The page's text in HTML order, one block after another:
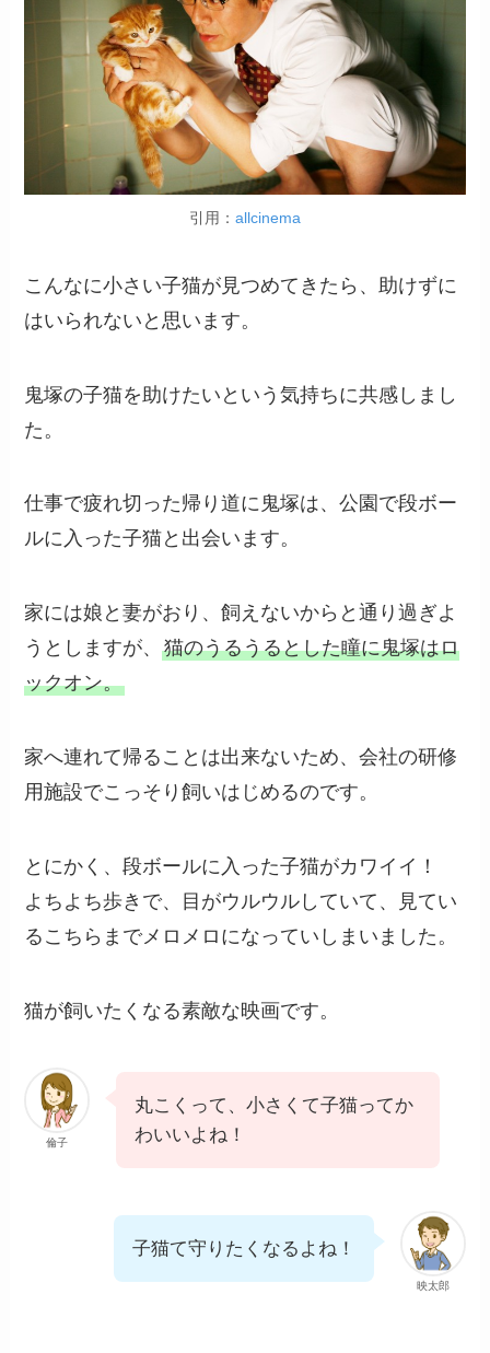
引用： allcinema
こんなに小さい子猫が見つめてきたら、助けずに
はいられないと思います。
鬼塚の子猫を助けたいという気持ちに共感しまし
た。
仕事で疲れ切った帰り道に鬼塚は、公園で段ボー
ルに入った子猫と出会います。
家には娘と妻がおり、飼えないからと通り過ぎよ
うとしますが、猫のうるうるとした瞳に鬼塚はロ
ックオン。
家へ連れて帰ることは出来ないため、会社の研修
用施設でこっそり飼いはじめるのです。
とにかく、段ボールに入った子猫がカワイイ！
よちよち歩きで、目がウルウルしていて、見てい
るこちらまでメロメロになっていしまいました。
猫が飼いたくなる素敵な映画です。
倫子
丸こくって、小さくて子猫ってか
わいいよね！
映太郎
子猫て守りたくなるよね！